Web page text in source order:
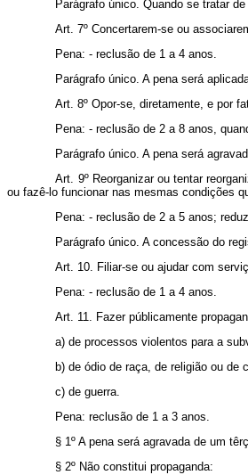
Parágrafo único. Quando se tratar
Art. 7º Concertarem-se ou
Pena: - reclusão de 1 a 4 anos.
Parágrafo único. A pena será
Art. 8º Opor-se, diretamente, e por
Pena: - reclusão de 2 a 8 anos,
Parágrafo único. A pena será
Art. 9º Reorganizar ou tentar
ou fazê-lo funcionar nas mesmas condições
Pena: - reclusão de 2 a 5 anos;
Parágrafo único. A concessão do
Art. 10. Filiar-se ou ajudar com
Pena: - reclusão de 1 a 4 anos.
Art. 11. Fazer públicamente
a) de processos violentos para a
b) de ódio de raça, de religião ou de
c) de guerra.
Pena: reclusão de 1 a 3 anos.
§ 1º A pena será agravada de um
§ 2º Não constitui propaganda: